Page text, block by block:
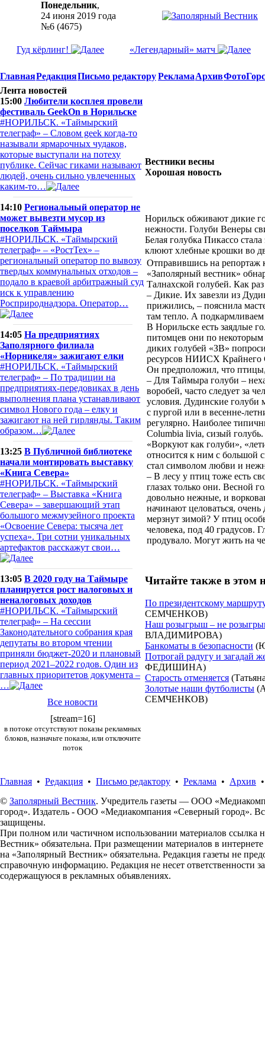
Понедельник,
24 июня 2019 года
№6 (4675)
Гуд кёрлинг! «Легендарный» матч
ГлавнаяРедакцияПисьмо редакторуРекламаАрхивФото
Лента новостей
15:00 Любители косплея провели
фестиваль GeekOn в Норильске
#НОРИЛЬСК. «Таймырский
телеграф» – Словом geek когда-то
называли ярмарочных чудаков,
которые выступали на потеху
публике. Сейчас гиками называют
людей, очень сильно увлеченных
каким-то…
14:10 Региональный оператор не
может вывезти мусор из
поселков Таймыра
#НОРИЛЬСК. «Таймырский
телеграф» – «РостТех» –
региональный оператор по вывозу
твердых коммунальных отходов –
подало в краевой арбитражный суд
иск к управлению
Росприроднадзора. Оператор…
14:05 На предприятиях
Заполярного филиала
«Норникеля» зажигают елки
#НОРИЛЬСК. «Таймырский
телеграф» – По традиции на
предприятиях-передовиках в день
выполнения плана устанавливают
символ Нового года – елку и
зажигают на ней гирлянды. Таким
образом…
13:25 В Публичной библиотеке
начали монтировать выставку
«Книга Севера»
#НОРИЛЬСК. «Таймырский
телеграф» – Выставка «Книга
Севера» – завершающий этап
большого межмузейного проекта
«Освоение Севера: тысяча лет
успеха». Три сотни уникальных
артефактов расскажут свои…
13:05 В 2020 году на Таймыре
планируется рост налоговых и
неналоговых доходов
#НОРИЛЬСК. «Таймырский
телеграф» – На сессии
Законодательного собрания края
депутаты во втором чтении
приняли бюджет-2020 и плановый
период 2021–2022 годов. Один из
главных приоритетов документа –
…
Все новости
[stream=16]
в потоке отсутствуют показы рекламных
блоков, назначьте показы, или отключите
поток
Вестники весны
Хорошая новость
Норильск обживают дикие
нежности. Голуби Венеры
Белая голубка Пикассо
клюют хлебные крошки во
Отправившись на
«Заполярный вестник»
Талнахской голубей. Как
– Дикие. Их завезли из
прижились, – пояснила
там тепло. А
В Норильске есть заядлые
питомцев они по
диких голубей «ЗВ»
ресурсов НИИСХ Крайнего
Он предположил, что
– Для Таймыра голуби –
воробей, часто следует за
условия. Дудинские голуби
с пургой или в весенне-
регулярно. Наиболее
Columbia livia, сизый голубь.
«Воркуют как голуби»,
относится к ним с большой
стал символом любви и
– В лесу у птиц тоже есть
глазах только они. Весной
довольно нежные, и
начинают целоваться,
мерзнут зимой? У птиц
человека, под 40 градусов.
продувало. Могут жить на
Читайте также в этом
По президентскому
СЕМЧЕНКОВ)
Наш розыгрыш – не
ВЛАДИМИРОВА)
Банкоматы в безопасности
Потрогай радугу и загадай
ФЕДИШИНА)
Старость отменяется
Золотые наши футболисты
СЕМЧЕНКОВ)
Главная • Редакция • Письмо редактору • Реклама • Архив
© Заполярный Вестник. Учредитель газеты — ООО
город». Издатель - ООО «Медиакомпания «Северный город».
защищены.
При полном или частичном использовании материалов ссылка
Вестник» обязательна. При размещении материалов в
на «Заполярный Вестник» обязательна. Редакция газеты не
справочную информацию. Редакция не несет ответственности
содержащуюся в рекламных объявлениях.